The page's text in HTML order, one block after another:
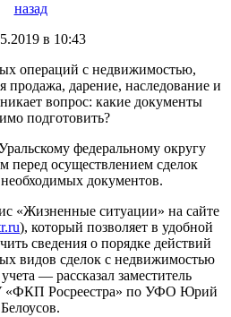
назад
в 10:43
операций с недвижимостью,
продажа, дарение, наследование и
вопрос: какие документы
подготовить?
федеральному округу
перед осуществлением сделок
документов.
«Жизненные ситуации» на сайте
), который позволяет в удобной
сведения о порядке действий
видов сделок с недвижимостью
— рассказал заместитель
«ФКП Росреестра» по УФО Юрий
Белоусов.